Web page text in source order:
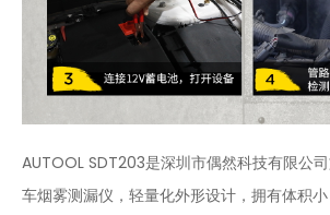
AUTOOL SDT203是深圳市偶然科技有限公
车烟雾测漏仪，轻量化外形设计，拥有体积